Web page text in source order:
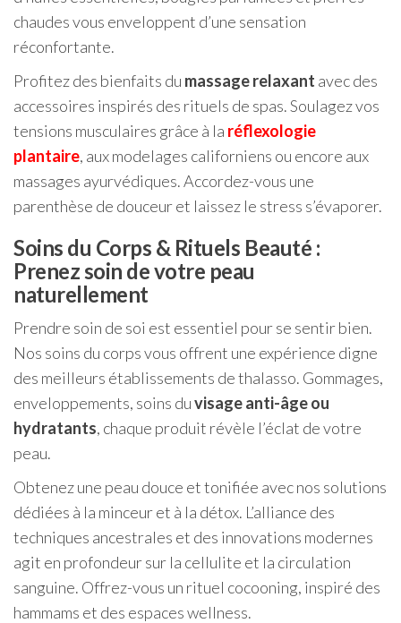
chaudes vous enveloppent d’une sensation
réconfortante.
Profitez des bienfaits du massage relaxant avec des
accessoires inspirés des rituels de spas. Soulagez vos
tensions musculaires grâce à la réflexologie
plantaire, aux modelages californiens ou encore aux
massages ayurvédiques. Accordez-vous une
parenthèse de douceur et laissez le stress s’évaporer.
Soins du Corps & Rituels Beauté :
Prenez soin de votre peau
naturellement
Prendre soin de soi est essentiel pour se sentir bien.
Nos soins du corps vous offrent une expérience digne
des meilleurs établissements de thalasso. Gommages,
enveloppements, soins duvisage anti-âge ou
hydratants, chaque produit révèle l’éclat de votre
peau.
Obtenez une peau douce et tonifiée avec nos solutions
dédiées à la minceur et à la détox. L’alliance des
techniques ancestrales et des innovations modernes
agit en profondeur sur la cellulite et la circulation
sanguine. Offrez-vous un rituel cocooning, inspiré des
hammams et des espaces wellness.